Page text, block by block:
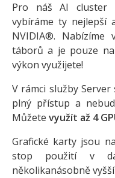
Pro náš AI cluster
vybíráme ty nejlepší
NVIDIA®.
táborů a je pouze
výkon využijete!
V rámci služby
plný přístup a
Můžete využít až 4
Grafické karty jsou
stop použití v
několikanásobně